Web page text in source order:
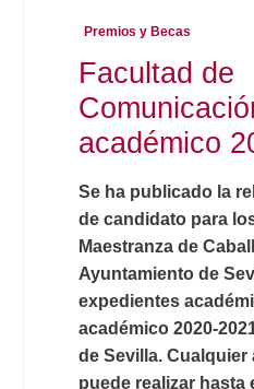
Premios y Becas
Facultad de
académico
Se ha publicado la
de candidato para
Maestranza de
Ayuntamiento de
expedientes
académico 2020-
de Sevilla. Cualquier
puede realizar hasta